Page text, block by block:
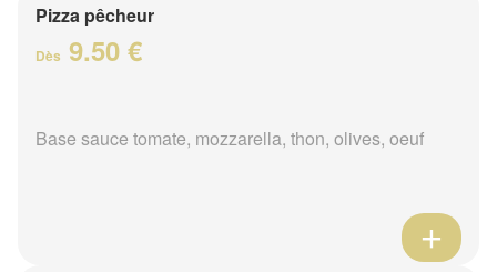
Pizza pêcheur
Dès 9.50 €
Base sauce tomate, mozzarella, thon, olives, oeuf